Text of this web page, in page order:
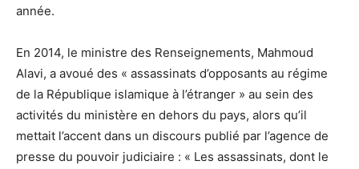
année.
En 2014, le ministre des Renseignements, Mahmoud
Alavi, a avoué des « assassinats d’opposants au régime
de la République islamique à l’étranger » au sein des
activités du ministère en dehors du pays, alors qu’il
mettait l’accent dans un discours publié par l’agence de
presse du pouvoir judiciaire : « Les assassinats, dont le